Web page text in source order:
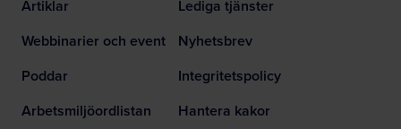
Artiklar
Webbinarier och event
Poddar
Arbetsmiljöordlistan
Lediga tjänster
Nyhetsbrev
Integritetspolicy
Hantera kakor